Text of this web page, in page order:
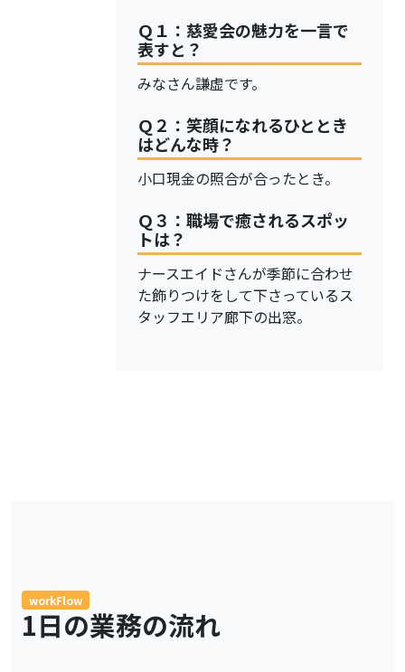
Ｑ１：慈愛会の魅力を一言で
表すと？
みなさん謙虚です。
Ｑ２：笑顔になれるひととき
はどんな時？
小口現金の照合が合ったとき。
Ｑ３：職場で癒されるスポッ
トは？
ナースエイドさんが季節に合わせ
た飾りつけをして下さっているス
タッフエリア廊下の出窓。
workFlow
1日の業務の流れ